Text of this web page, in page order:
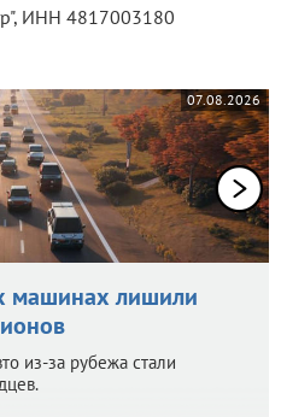
ИНН 4817003180
07.08.2026
машинах лишили
из-за рубежа стали